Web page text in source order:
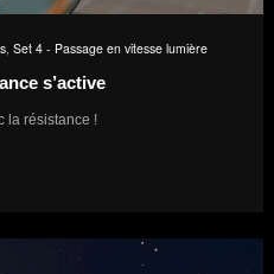
, Set 4 - Passage en vitesse lumière
s’active
la résistance !